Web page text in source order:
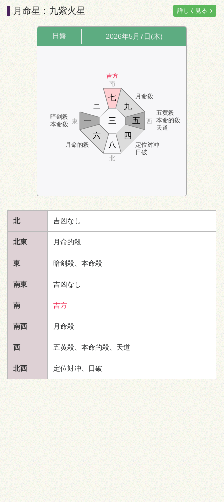
月命星：九紫火星 詳しく見る
日盤 2026年5月7日(木)
吉方
月命殺
暗剣殺
本命殺
五黄殺
本命的殺
天道
月命的殺
定位対冲
日破
南
北
東 西
八
九
一
ニ
三
四
五
六
七
北 吉凶なし
北東 月命的殺
東 暗剣殺、本命殺
南東 吉凶なし
南 吉方
南西 月命殺
西 五黄殺、本命的殺、 天道
北西 定位対冲、日破